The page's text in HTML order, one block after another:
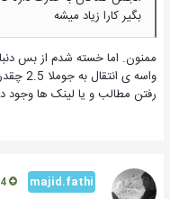
بگیر کارا زیاد میشه
واسه ی
رفتن مطالب و یا لینک ها وجود
majid.fathi